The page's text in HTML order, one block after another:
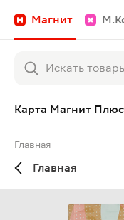
Магнит
Карта Магнит Плюс
Главная
Главная